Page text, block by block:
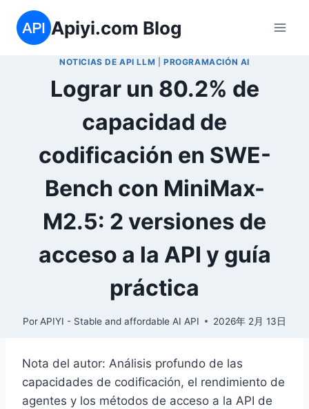
Saltar
contenido
Apiyi.com Blog
NOTICIAS DE API LLM |PROGRAMACIÓN AI
Lograr un 80.2% de
capacidad de
codificación en SWE-
Bench con MiniMax-
M2.5: 2 versiones de
acceso a la API y guía
práctica
Por APIYI - Stable and affordable AI API 2026年 2月 13日
Nota del autor: Análisis profundo de las
capacidades de codificación, el rendimiento de
agentes y los métodos de acceso a la API de